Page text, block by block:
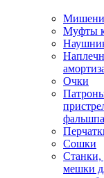
Мишени
Муфты
Очки
Сошки
Станки,
мешки